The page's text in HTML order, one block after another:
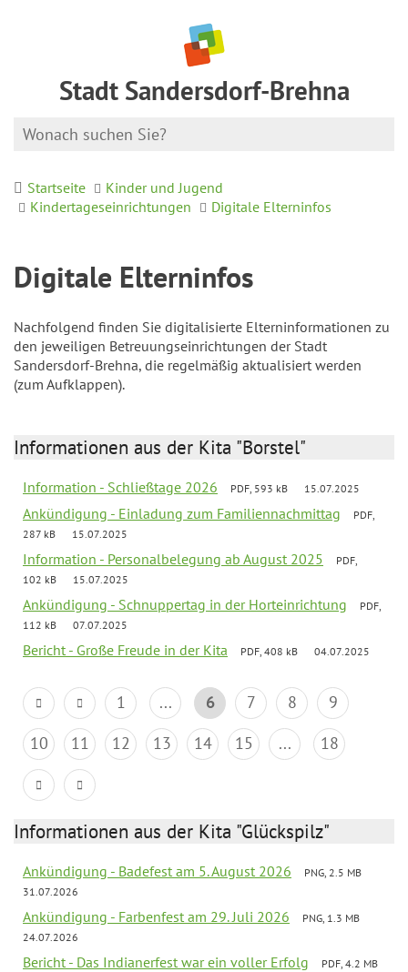
Stadt Sandersdorf-Brehna
Startseite
Kinder und Jugend
Kindertageseinrichtungen
Digitale Elterninfos
Digitale Elterninfos
Nachfolgend finden Sie digitalisierte Elterninformationen zu
den jeweiligen Betreuungseinrichtungen der Stadt
Sandersdorf-Brehna, die regelmäßig aktualisiert werden
(zum Aufklappen).
Informationen aus der Kita "Borstel"
Information - Schließtage 2026 PDF, 593 kB 15.07.2025
Ankündigung - Einladung zum Familiennachmittag
PDF,
287 kB
15.07.2025
Information - Personalbelegung ab August 2025
PDF,
102 kB
15.07.2025
Ankündigung - Schnuppertag in der Horteinrichtung
PDF,
112 kB
07.07.2025
Bericht - Große Freude in der Kita PDF, 408 kB 04.07.2025
1 ... 6 7 8
9
10
11 12 13 14 15 ... 18
Informationen aus der Kita "Glückspilz"
Ankündigung - Badefest am 5. August 2026
PNG, 2.5 MB
31.07.2026
Ankündigung - Farbenfest am 29. Juli 2026
PNG, 1.3 MB
24.07.2026
Bericht - Das Indianerfest war ein voller Erfolg
PDF, 4.2 MB